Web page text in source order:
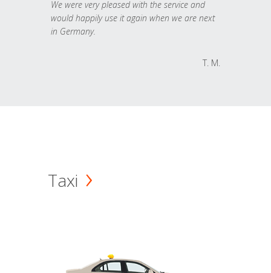
We were very pleased with the service and
would happily use it again when we are next
in Germany.
T. M.
Taxi